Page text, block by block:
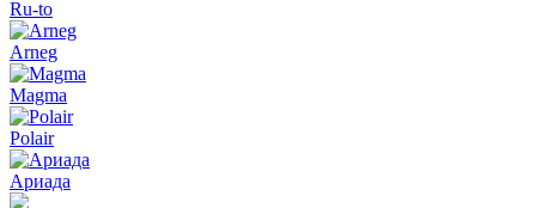
Ru-to
Arneg
Magma
Polair
Ариада